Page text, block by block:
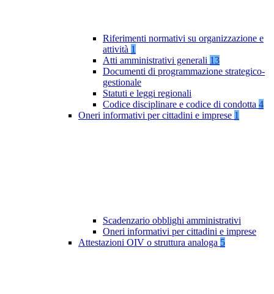
Riferimenti normativi su organizzazione e
attività 1
Atti amministrativi generali 13
Documenti di programmazione strategico-
gestionale
Statuti e leggi regionali
Codice disciplinare e codice di condotta 4
Oneri informativi per cittadini e imprese 1
Scadenzario obblighi amministrativi
Oneri informativi per cittadini e imprese
Attestazioni OIV o struttura analoga 5